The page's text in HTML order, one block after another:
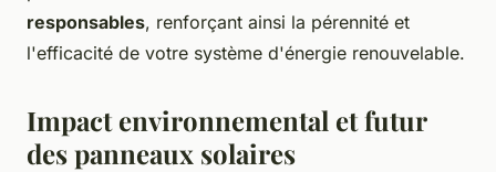
responsables, renforçant ainsi la pérennité et
l'efficacité de votre système d'énergie renouvelable.
Impact environnemental et futur
des panneaux solaires